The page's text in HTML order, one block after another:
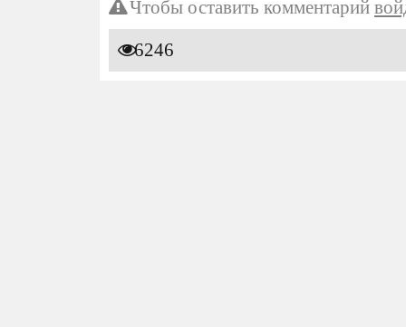
Чтобы оставить комментарий
6246